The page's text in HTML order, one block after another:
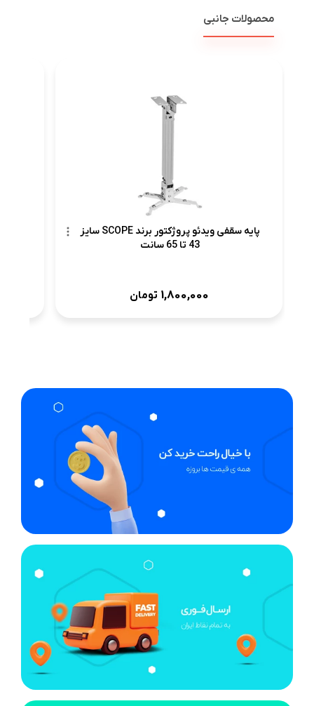
محصولات جانبی
پایه سقفی ویدئو پروژکتور برند SCOPE سایز
43 تا 65 سانت
1,800,000 تومان